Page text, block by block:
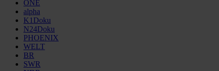
ONE
alpha
K1Doku
N24Doku
PHOENIX
WELT
BR
SWR